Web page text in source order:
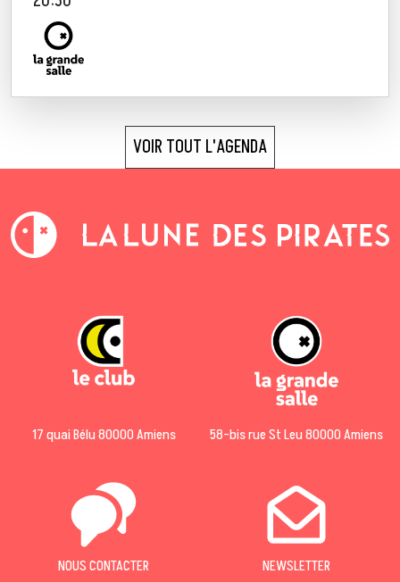
VOIR TOUT L'AGENDA
17 quai Bélu 80000 Amiens 58-bis rue St Leu 80000 Amiens
NOUS CONTACTER NEWSLETTER